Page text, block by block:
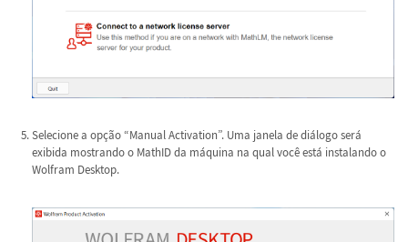
Selecione a opção “Manual Activation”. Uma janela de diálogo será
exibida mostrando o MathID da máquina na qual você está instalando o
Wolfram Desktop.